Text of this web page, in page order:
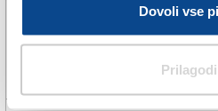
Dovoli vse
Prilagodi
Z višine 2300 so ga
SPLETNO UREDNIŠTVO |